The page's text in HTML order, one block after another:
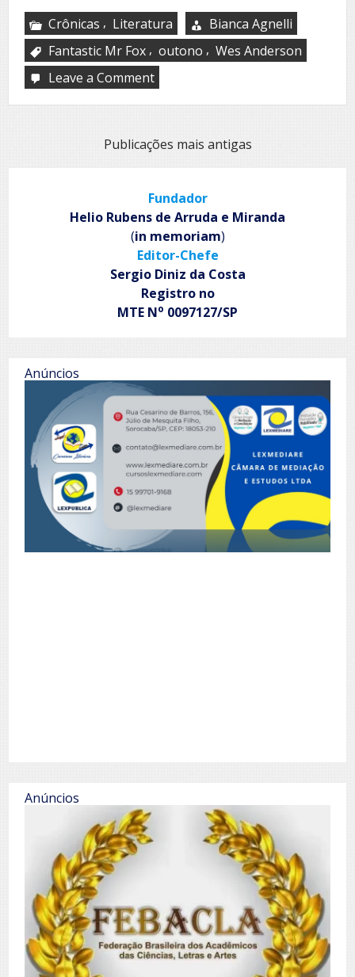
Crônicas , Literatura
Bianca Agnelli
Fantastic Mr Fox , outono , Wes Anderson
Leave a Commenton
Mr.
NavegaçãoPublicações mais antigas
Fundador
Helio Rubens de Arruda e Miranda
(in memoriam)
Editor-Chefe
Sergio Diniz da Costa
Registro no
MTE No 0097127/SP
Anúncios
Anúncios